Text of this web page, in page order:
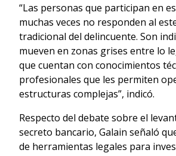
“Las personas que participan en
muchas veces no responden al
tradicional del delincuente. Son
mueven en zonas grises entre lo
que cuentan con conocimientos
profesionales que les permiten
estructuras complejas”, indicó.
Respecto del debate sobre el
secreto bancario, Galain señaló
de herramientas legales para